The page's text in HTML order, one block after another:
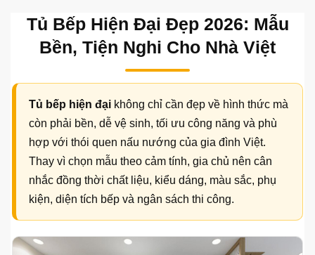
Tủ Bếp Hiện Đại Đẹp 2026: Mẫu
Bền, Tiện Nghi Cho Nhà Việt
Tủ bếp hiện đại không chỉ cần đẹp về hình thức mà
còn phải bền, dễ vệ sinh, tối ưu công năng và phù
hợp với thói quen nấu nướng của gia đình Việt.
Thay vì chọn mẫu theo cảm tính, gia chủ nên cân
nhắc đồng thời chất liệu, kiểu dáng, màu sắc, phụ
kiện, diện tích bếp và ngân sách thi công.